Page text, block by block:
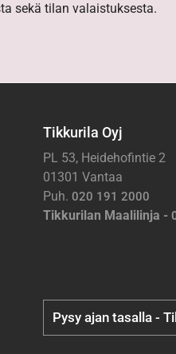
sekä tilan valaistuksesta.
Tikkurila Oyj
PL 53, Heidehofintie 2
01301 Vantaa
Puh. 020 191 2000
Tikkurilan Maalilinja -
Pysy ajan tasalla -